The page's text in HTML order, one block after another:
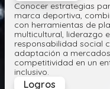
Conocer estrategias
marca deportiva,
con herramientas de
multicultural, liderazgo
responsabilidad social
adaptación a
competitividad en un
inclusivo.
Logros